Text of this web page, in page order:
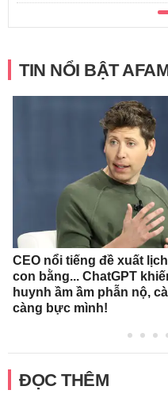
TIN NỔI BẬT
CEO nổi tiếng đề xuất
con bằng... ChatGPT
huynh ầm ầm phẫn nộ,
càng bực mình!
ĐỌC THÊM